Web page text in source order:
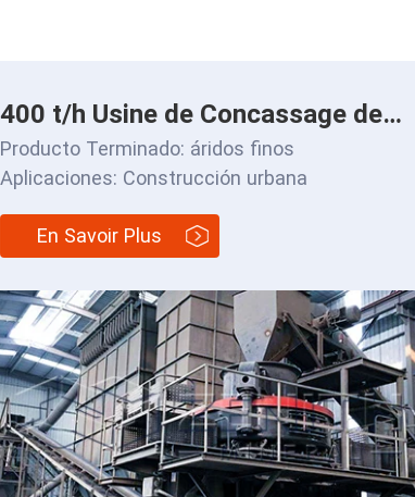
400 t/h Usine de Concassage de Basalte
Producto Terminado: áridos finos
Aplicaciones: Construcción urbana
En Savoir Plus